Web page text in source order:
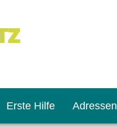
Erste Hilfe Adressen